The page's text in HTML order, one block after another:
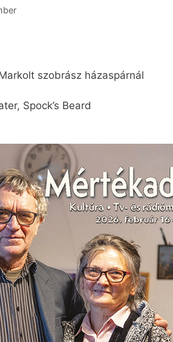
szobrász házaspárnál
Spock’s Beard